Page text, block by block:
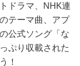
ドラマ、NHK連
テーマ曲、アプ
公式ソング「な
ぷり収載された
！